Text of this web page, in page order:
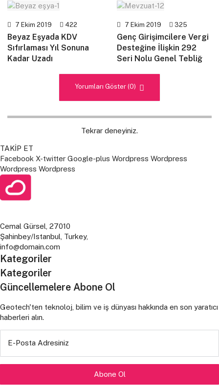
7 Ekim 2019 422
Beyaz Eşyada KDV
Sıfırlaması Yıl Sonuna
Kadar Uzadı
7 Ekim 2019 325
Genç Girişimcilere Vergi
Desteğine İlişkin 292
Seri Nolu Genel Tebliğ
Yorumları Göster (0)
Tekrar deneyiniz.
TAKİP ET
Facebook X-twitter Google-plus Wordpress Wordpress
Wordpress Wordpress
Cemal Gürsel, 27010
Şahinbey/Istanbul, Turkey,
info@domain.com
Kategoriler
Kategoriler
Güncellemelere Abone Ol
Geotech'ten teknoloj, bilim ve iş dünyası hakkında en son yaratıcı
haberleri alın.
E-Posta Adresiniz